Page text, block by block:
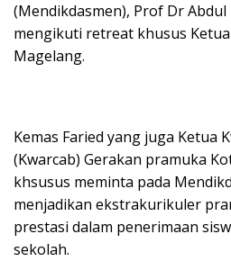
(Mendikdasmen), Prof Dr Abdul
mengikuti retreat khusus Ketua
Magelang.
Kemas Faried yang juga Ketua
(Kwarcab) Gerakan pramuka
khsusus meminta pada
menjadikan ekstrakurikuler
prestasi dalam penerimaan
sekolah.